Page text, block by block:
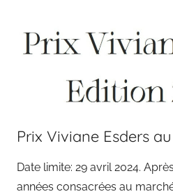
Prix Viviane Esders
Date limite: 29 avril 2024.
années consacrées au